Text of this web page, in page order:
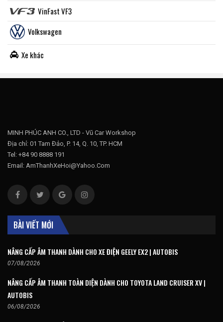
VinFast VF3
Volkswagen
Xe khác
MINH PHÚC ANH CO., LTD - Vũ Car Workshop
Địa chỉ: 01 Tam Đảo, P. 14, Q. 10, TP. HCM
Tel: +84 90 8888 191
Email: AmThanhXeHoi@Yahoo.Com
BÀI VIẾT MỚI
NÂNG CẤP ÂM THANH DÀNH CHO XE ĐIỆN GEELY EX2 | AUTOBIS
07/08/2026
NÂNG CẤP ÂM THANH TOÀN DIỆN DÀNH CHO TOYOTA LAND CRUISER XV |
AUTOBIS
06/08/2026